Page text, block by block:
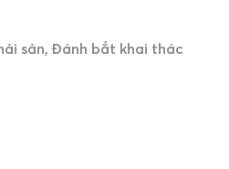
sản Đánh bắt khai thác